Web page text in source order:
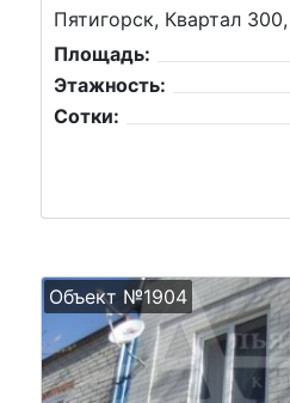
Пятигорск, Квартал
Площадь:
Этажность:
Сотки:
Объект №1904